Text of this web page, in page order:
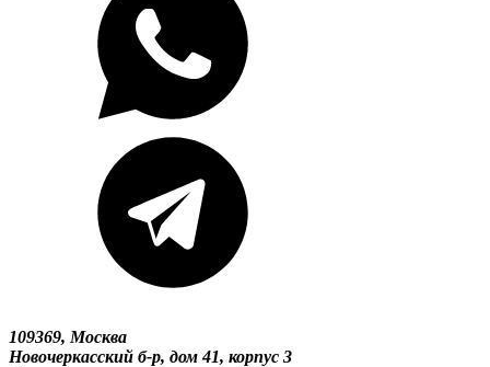
109369, Москва
Новочеркасский б-р, дом 41, корпус 3